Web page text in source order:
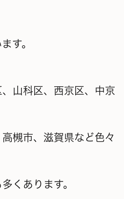
す。
山科区、西京区、中京
槻市、滋賀県など色々
くあります。